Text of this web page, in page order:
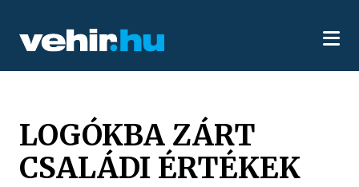
LOGÓKBA ZÁRT
CSALÁDI ÉRTÉKEK